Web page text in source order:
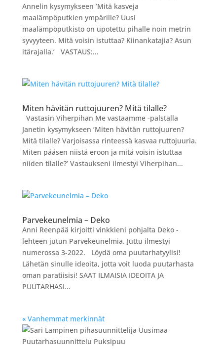
Annelin kysymykseen ’Mitä kasveja
maalämpöputkien ympärille? Uusi
maalämpöputkisto on upotettu pihalle noin metrin
syvyyteen. Mitä voisin istuttaa? Kiinankatajia? Asun
itärajalla.’ VASTAUS:...
Miten hävitän ruttojuuren? Mitä tilalle?
Vastasin Viherpihan Me vastaamme -palstalla
Janetin kysymykseen ’Miten hävitän ruttojuuren?
Mitä tilalle? Varjoisassa rinteessä kasvaa ruttojuuria.
Miten pääsen niistä eroon ja mitä voisin istuttaa
niiden tilalle?’ Vastaukseni ilmestyi Viherpihan...
Parvekeunelmia – Deko
Anni Reenpää kirjoitti vinkkieni pohjalta Deko -
lehteen jutun Parvekeunelmia. Juttu ilmestyi
numerossa 3-2022. Löydä oma puutarhatyylisi!
Lähetän sinulle ideoita, jotta voit luoda puutarhasta
oman paratiisisi! SAAT ILMAISIA IDEOITA JA
PUUTARHASI...
« Vanhemmat merkinnät